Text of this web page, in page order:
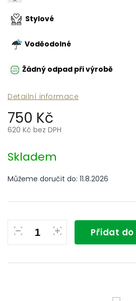
750 Kč
620 Kč bez DPH
cena:
Skladem
Můžeme doručit do: 11.8.2026
Přidat
Stylové
Voděodolné
Žádný odpad při výrobě
Detailní informace